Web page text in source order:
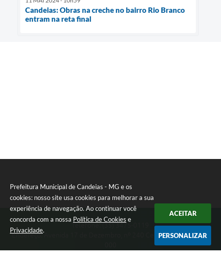
Prefeitura Municipal de Candeias - MG e os
cookies: nosso site usa cookies para melhorar a sua
experiência de navegação. Ao continuar você
concorda com a nossa Política de Cookies e
Privacidade.
ACEITAR
PERSONALIZAR
Candeias: Obras na creche no bairro Rio Branco
entram na reta final
Telefone: (35) 3475-0119
Endereço: Avenida 17 de Dezembro, nº 240 Centro | CEP: 37280-